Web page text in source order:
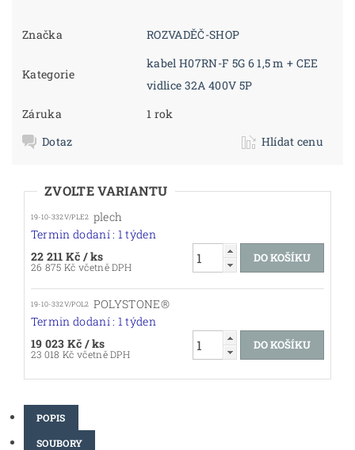
Značka ROZVADĚČ-SHOP
Kategorie
kabel H07RN-F 5G 6 1,5 m + CEE
vidlice 32A 400V 5P
Záruka
1 rok
Dotaz
Hlídat cenu
ZVOLTE VARIANTU
19-10-332V/PLE2
plech
Termin dodaní : 1 týden
22 211 Kč / ks
26 875 Kč včetně DPH
19-10-332V/POL2
POLYSTONE®
Termin dodaní : 1 týden
19 023 Kč / ks
23 018 Kč včetně DPH
POPIS
SOUBORY